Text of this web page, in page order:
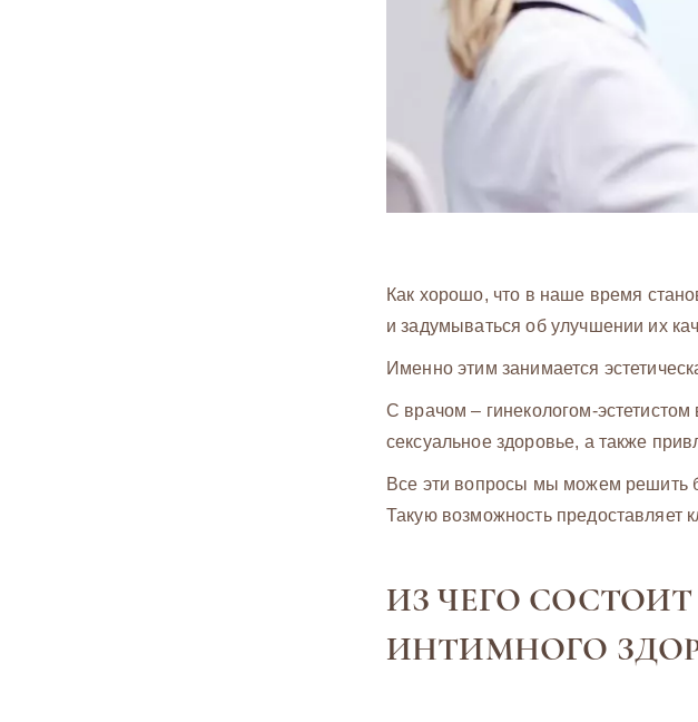
Как хорошо, что в наше время
и задумываться об улучшении их
Именно этим занимается
С врачом – гинекологом-
сексуальное здоровье, а также
Все эти вопросы мы можем решить
Такую возможность предоставляет
ИЗ ЧЕГО
ИНТИМНОГО